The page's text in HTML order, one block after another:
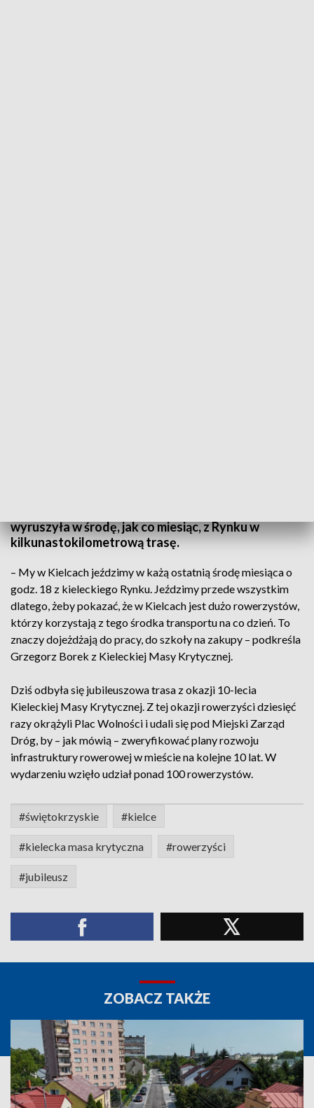
wyruszyła w środę, jak co miesiąc, z Rynku w
kilkunastokilometrową trasę.
– My w Kielcach jeździmy w każą ostatnią środę miesiąca o
godz. 18 z kieleckiego Rynku. Jeździmy przede wszystkim
dlatego, żeby pokazać, że w Kielcach jest dużo rowerzystów,
którzy korzystają z tego środka transportu na co dzień. To
znaczy dojeżdżają do pracy, do szkoły na zakupy – podkreśla
Grzegorz Borek z Kieleckiej Masy Krytycznej.
Dziś odbyła się jubileuszowa trasa z okazji 10-lecia
Kieleckiej Masy Krytycznej. Z tej okazji rowerzyści dziesięć
razy okrążyli Plac Wolności i udali się pod Miejski Zarząd
Dróg, by – jak mówią – zweryfikować plany rozwoju
infrastruktury rowerowej w mieście na kolejne 10 lat. W
wydarzeniu wzięło udział ponad 100 rowerzystów.
#świętokrzyskie #kielce
#kielecka masa krytyczna #rowerzyści
#jubileusz
ZOBACZ TAKŻE